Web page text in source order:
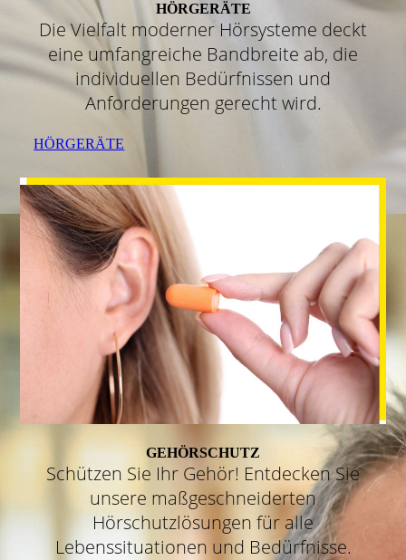
HÖRGERÄTE
Die Vielfalt moderner Hörsysteme deckt
eine umfangreiche Bandbreite ab, die
individuellen Bedürfnissen und
Anforderungen gerecht wird.
HÖRGERÄTE
GEHÖRSCHUTZ
Schützen Sie Ihr Gehör! Entdecken Sie
unsere maßgeschneiderten
Hörschutzlösungen für alle
Lebenssituationen und Bedürfnisse.